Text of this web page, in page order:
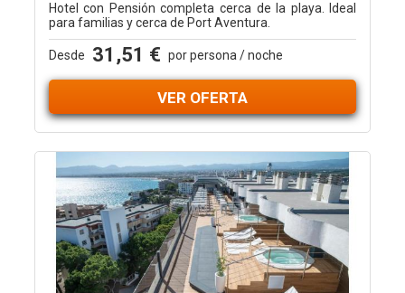
Hotel con Pensión completa cerca de la playa. Ideal
para familias y cerca de Port Aventura.
Desde 31,51 € por persona / noche
VER OFERTA